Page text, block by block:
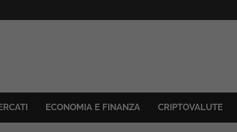
ECONOMIA E FINANZA CRIPTOVALUTE